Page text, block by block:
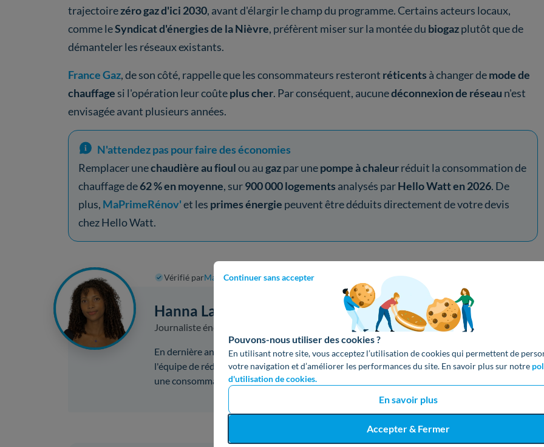
Continuer sans accepter
Pouvons-nous utiliser des cookies ?
En utilisant notre site, vous acceptez l’utilisation de cookies qui permettent de
votre navigation et d’améliorer les performances du site. En savoir plus sur notre
d'utilisation de cookies.
En savoir plus
Accepter & Fermer
trajectoirezéro gaz d'ici 2030, avant d'élargir le champ du programme. Certains acteurs locaux,
comme leSyndicat d'énergies de la Nièvre, préfèrent miser sur la montée du biogazplutôt que de
démanteler les réseaux existants.
France Gaz, de son côté, rappelle que les consommateurs resteront réticents à changer demode de
chauffage si l'opération leur coûteplus cher. Par conséquent, aucunedéconnexion de réseau n'est
envisagée avant plusieurs années.
N'attendez pas pour faire des économies
Remplacer unechaudière au fioulou augazpar unepompe à chaleurréduit la consommation de
chauffage de62 % en moyenne, sur900 000 logements analysés parHello Watt en 2026. De
plus, MaPrimeRénov'et les primes énergie peuvent être déduits directement de votre devis
chez Hello Watt.
Vérifié parMarie-Claire Dodin
Hanna Lanoir
Journaliste énergie et rénovation
En dernière année de Master Métiers de la Rédaction et de la Traduction, Hanna rejoint
l'équipe de rédaction en 2026. Soucieuse d’aider, elle a pour objectif de vous guider vers
une consommation d’énergie économique et responsable !
Vous avez aimé cet article ?